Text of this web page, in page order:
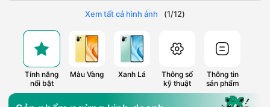
Xem tất cả hình ảnh (1/12)
Tính năng
nổi bật
Màu Vàng Xanh Lá
Thông số
kỹ thuật
Thông tin
sản phẩm